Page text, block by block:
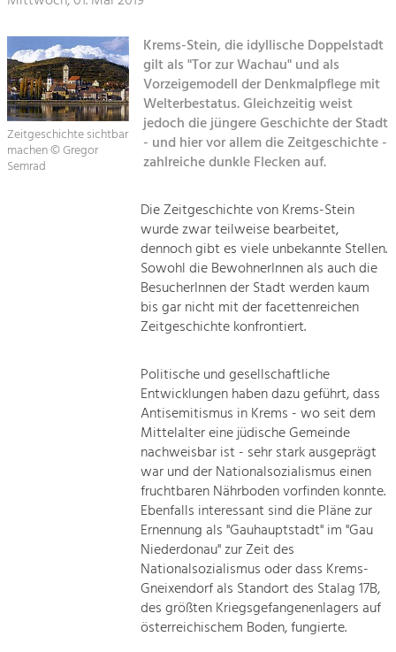
Sitemap
Kontakt
Tourismus
Angebotsentwicklung und
Positionierung.
Kunst & Kultur
Handwerk, Wissenschaft und Forschung.
Soziales, Bildung &
Gleichberechtigung, Jugend und
Mobilität & Energie
Klimawandel, öffentlicher Verkehr und
erneuerbare Energie
Steigerung regionaler Wertschöpfung
Zeitgeschichte sichtbar
machen © Gregor
Semrad
Krems-Stein, die idyllische Doppelstadt
gilt als "Tor zur Wachau" und als
Vorzeigemodell der Denkmalpflege mit
Welterbestatus. Gleichzeitig weist
jedoch die jüngere Geschichte der Stadt
- und hier vor allem die Zeitgeschichte -
zahlreiche dunkle Flecken auf.
Die Zeitgeschichte von Krems-Stein
wurde zwar teilweise bearbeitet,
dennoch gibt es viele unbekannte Stellen.
Sowohl die BewohnerInnen als auch die
BesucherInnen der Stadt werden kaum
bis gar nicht mit der facettenreichen
Zeitgeschichte konfrontiert.
Politische und gesellschaftliche
Entwicklungen haben dazu geführt, dass
Antisemitismus in Krems - wo seit dem
Mittelalter eine jüdische Gemeinde
nachweisbar ist - sehr stark ausgeprägt
war und der Nationalsozialismus einen
fruchtbaren Nährboden vorfinden konnte.
Ebenfalls interessant sind die Pläne zur
Ernennung als "Gauhauptstadt" im "Gau
Niederdonau" zur Zeit des
Nationalsozialismus oder dass Krems-
Gneixendorf als Standort des Stalag 17B,
des größten Kriegsgefangenenlagers auf
österreichischem Boden, fungierte.